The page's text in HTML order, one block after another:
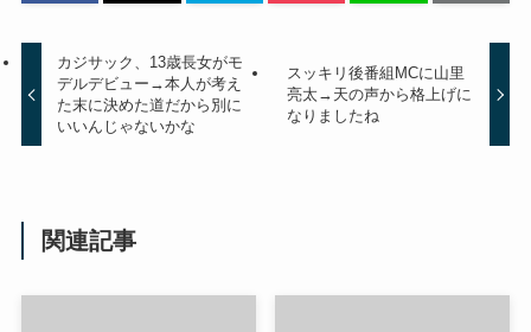
カジサック、13歳長女がモ
デルデビュー→本人が考え
た末に決めた道だから別に
いいんじゃないかな
スッキリ後番組MCに山里
亮太→天の声から格上げに
なりましたね
関連記事